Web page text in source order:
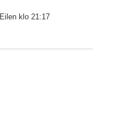
Eilen klo 21:17